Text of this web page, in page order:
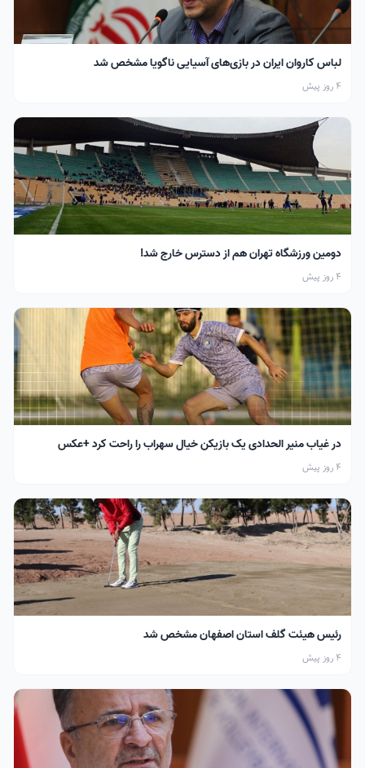
لباس کاروان ایران در بازی‌های آسیایی ناگویا مشخص شد
4 روز پیش
دومین ورزشگاه تهران هم از دسترس خارج شد!
4 روز پیش
در غیاب منیر الحدادی یک بازیکن خیال سهراب را راحت کرد +عکس
4 روز پیش
رئیس هیئت گلف استان اصفهان مشخص شد
4 روز پیش